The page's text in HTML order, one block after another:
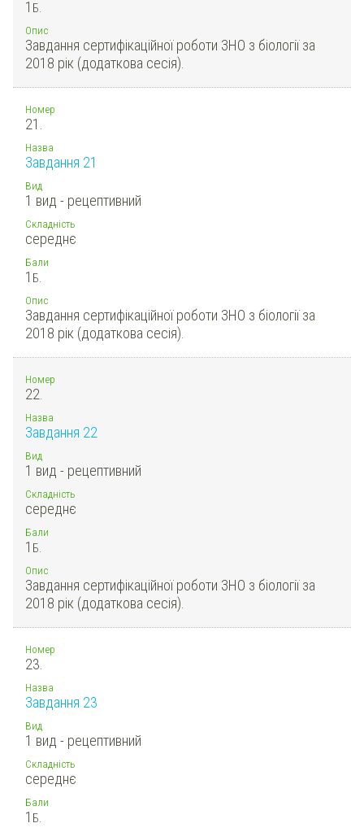
1 Б.
Опис
Завдання сертифікаційної роботи ЗНО з біології за
2018 рік (додаткова сесія).
Номер
21.
Назва
Завдання 21
Вид
1 вид - рецептивний
Складність
середнє
Бали
1 Б.
Опис
Завдання сертифікаційної роботи ЗНО з біології за
2018 рік (додаткова сесія).
Номер
22.
Назва
Завдання 22
Вид
1 вид - рецептивний
Складність
середнє
Бали
1 Б.
Опис
Завдання сертифікаційної роботи ЗНО з біології за
2018 рік (додаткова сесія).
Номер
23.
Назва
Завдання 23
Вид
1 вид - рецептивний
Складність
середнє
Бали
1 Б.